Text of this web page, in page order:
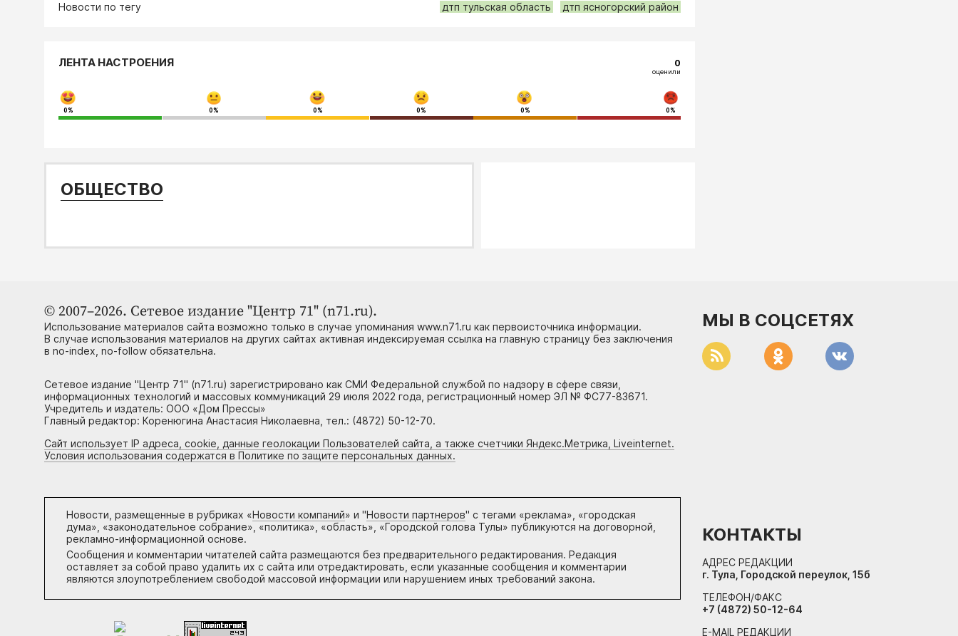
Новости по тегу дтп тульская область дтп ясногорский район
ЛЕНТА НАСТРОЕНИЯ 0
оценили
0% 0% 0% 0% 0% 0%
ОБЩЕСТВО
© 2007–2026. Сетевое издание "Центр 71" (n71.ru).
Использование материалов сайта возможно только в случае упоминания www.n71.ru как первоисточника информации.
В случае использования материалов на других сайтах активная индексируемая ссылка на главную страницу без заключения
в no-index, no-follow обязательна.
Сетевое издание "Центр 71" (n71.ru) зарегистрировано как СМИ Федеральной службой по надзору в сфере связи,
информационных технологий и массовых коммуникаций 29 июля 2022 года, регистрационный номер ЭЛ № ФС77-83671.
Учредитель и издатель: ООО «Дом Прессы»
Главный редактор: Коренюгина Анастасия Николаевна, тел.: (4872) 50-12-70.
Сайт использует IP адреса, cookie, данные геолокации Пользователей сайта, а также счетчики Яндекс.Метрика, Liveinternet.
Условия использования содержатся в Политике по защите персональных данных.
Новости, размещенные в рубриках «Новости компаний» и "Новости партнеров" с тегами «реклама», «городская
дума», «законодательное собрание», «политика», «область», «Городской голова Тулы» публикуются на договорной,
рекламно-информационной основе.
Сообщения и комментарии читателей сайта размещаются без предварительного редактирования. Редакция
оставляет за собой право удалить их с сайта или отредактировать, если указанные сообщения и комментарии
являются злоупотреблением свободой массовой информации или нарушением иных требований закона.
МЫ В СОЦСЕТЯХ
КОНТАКТЫ
АДРЕС РЕДАКЦИИ
г. Тула, Городской переулок, 15б
ТЕЛЕФОН/ФАКС
+7 (4872) 50-12-64
E-MAIL РЕДАКЦИИ